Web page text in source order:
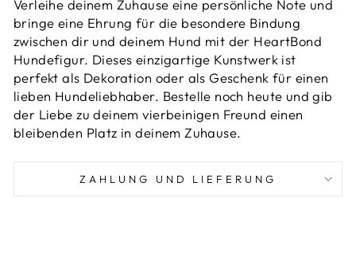
Verleihe deinem Zuhause eine persönliche Note und
bringe eine Ehrung für die besondere Bindung
zwischen dir und deinem Hund mit der HeartBond
Hundefigur. Dieses einzigartige Kunstwerk ist
perfekt als Dekoration oder als Geschenk für einen
lieben Hundeliebhaber. Bestelle noch heute und gib
der Liebe zu deinem vierbeinigen Freund einen
bleibenden Platz in deinem Zuhause.
ZAHLUNG UND LIEFERUNG